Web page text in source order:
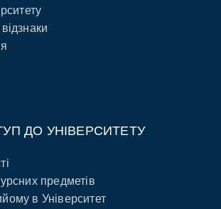
ДО УНІВЕРСИТЕТУ
предметів
в Університет